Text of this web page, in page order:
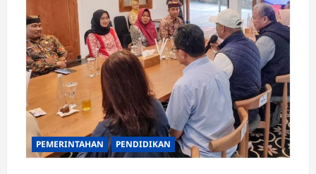
PEMERINTAHAN PENDIDIKAN